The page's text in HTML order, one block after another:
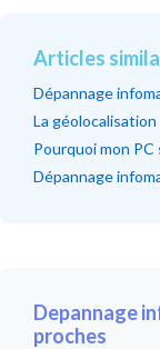
Articles
Dépannage
La
Pourquoi mon
Dépannage
Depannage
proches